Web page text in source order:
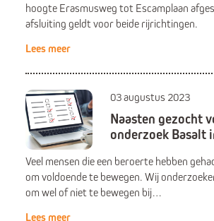
hoogte Erasmusweg tot Escamplaan
afsluiting geldt voor beide rijrichtingen.
Lees meer
03 augustus 2023
Naasten gezocht
onderzoek Basalt
Veel mensen die een beroerte hebben
om voldoende te bewegen. Wij
om wel of niet te bewegen bij…
Lees meer